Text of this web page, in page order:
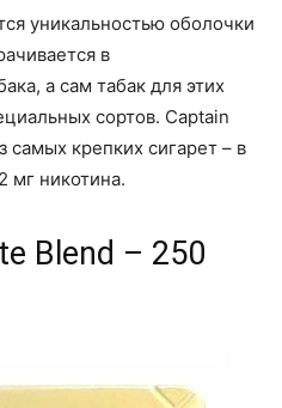
уникальностью оболочки
в
а сам табак для этих
сортов. Captain
самых крепких сигарет – в
мг никотина.
Blend – 250